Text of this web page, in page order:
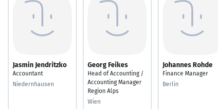
Jasmin Jendritzko
Accountant
Niedernhausen
Georg Feikes
Head of Accounting /
Accounting Manager
Region Alps
Wien
Johannes Rohde
Finance Manager
Berlin